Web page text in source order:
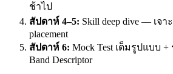
ช้าไป
สัปดาห์ 4–5: Skill deep dive — เ
placement
สัปดาห์ 6: Mock Test เต็มรูปแบบ
Band Descriptor